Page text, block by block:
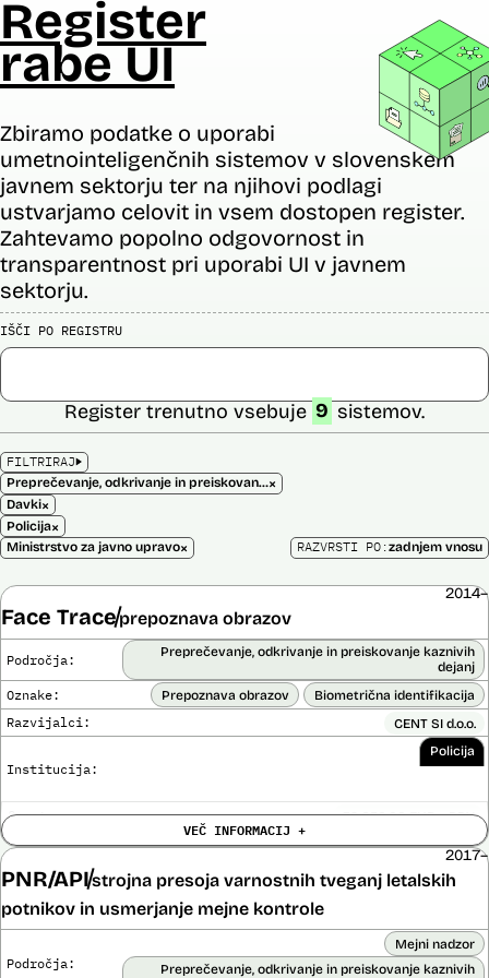
Register
rabe UI
Zbiramo podatke o uporabi
umetnointeligenčnih sistemov v slovenskem
javnem sektorju ter na njihovi podlagi
ustvarjamo celovit in vsem dostopen register.
Zahtevamo popolno odgovornost in
transparentnost pri uporabi UI v javnem
sektorju.
IŠČI PO REGISTRU
FILTRIRAJ
Preprečevanje, odkrivanje in preiskovanje kaznivih dejanj×
Davki×
Policija×
Ministrstvo za javno upravo×
Register trenutno vsebuje 9 sistemov.
RAZVRSTI PO:zadnjem vnosu
Face Traceprepoznava obrazov
2014–
Področja:
Preprečevanje, odkrivanje in preiskovanje kaznivih
dejanj
Oznake: Prepoznava obrazov Biometrična identifikacija
Razvijalci: CENT SI d.o.o.
Institucija:
Policija
Cena: 39.650,00 EUR z DDV
licence:
Ni časovno omejena
Analiza učinka na človekove pravice
opravljena:
Analiza učinka na osebne podatke opravljena:
Sistem uporablja algoritme za izdelavo in iskanje biometričnih
VEČ INFORMACIJ +
PNR/APIstrojna presoja varnostnih tveganj letalskih
potnikov in usmerjanje mejne kontrole
2017–
Področja:
Mejni nadzor
Preprečevanje, odkrivanje in preiskovanje kaznivih